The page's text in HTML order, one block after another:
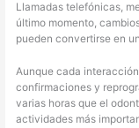
Llamadas telefónicas,
último momento,
pueden convertirse en
Aunque cada
confirmaciones y
varias horas que el
actividades más